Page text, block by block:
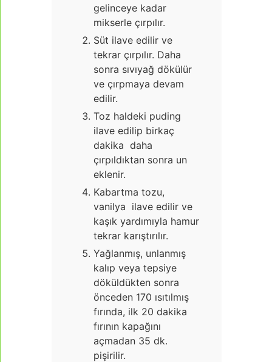
gelinceye kadar
mikserle çırpılır.
Süt ilave edilir ve
tekrar çırpılır. Daha
sonra sıvıyağ dökülür
ve çırpmaya devam
edilir.
Toz haldeki puding
ilave edilip birkaç
dakika daha
çırpıldıktan sonra un
eklenir.
Kabartma tozu,
vanilya ilave edilir ve
kaşık yardımıyla hamur
tekrar karıştırılır.
Yağlanmış, unlanmış
kalıp veya tepsiye
döküldükten sonra
önceden 170 ısıtılmış
fırında, ilk 20 dakika
fırının kapağını
açmadan 35 dk.
pişirilir.